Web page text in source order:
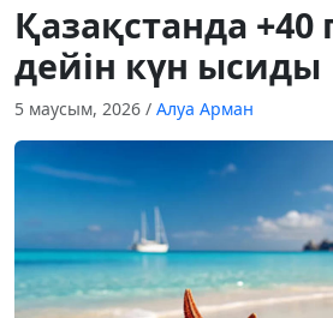
Қазақстанда +40
дейін күн ысиды
5 маусым, 2026 / Алуа Арман